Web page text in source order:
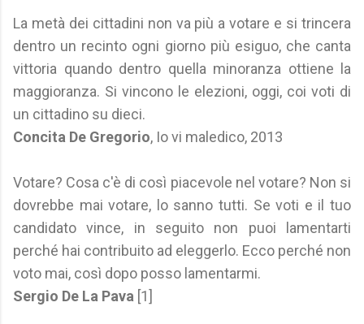
La metà dei cittadini non va più a votare e si trincera
dentro un recinto ogni giorno più esiguo, che canta
vittoria quando dentro quella minoranza ottiene la
maggioranza. Si vincono le elezioni, oggi, coi voti di
un cittadino su dieci.
Concita De Gregorio, Io vi maledico, 2013
Votare? Cosa c'è di così piacevole nel votare? Non si
dovrebbe mai votare, lo sanno tutti. Se voti e il tuo
candidato vince, in seguito non puoi lamentarti
perché hai contribuito ad eleggerlo. Ecco perché non
voto mai, così dopo posso lamentarmi.
Sergio De La Pava [1]